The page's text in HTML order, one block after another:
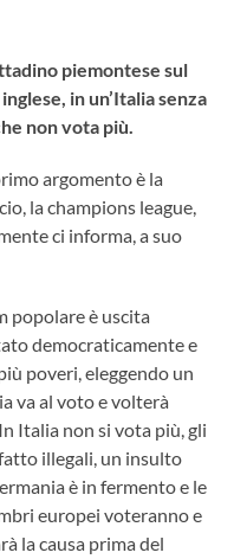
piemontese sul
in un’Italia senza
non vota più.
argomento è la
la champions league,
ci informa, a suo
popolare è uscita
democraticamente e
poveri, eleggendo un
va al voto e volterà
Italia non si vota più, gli
illegali, un insulto
è in fermento e le
europei voteranno e
la causa prima del